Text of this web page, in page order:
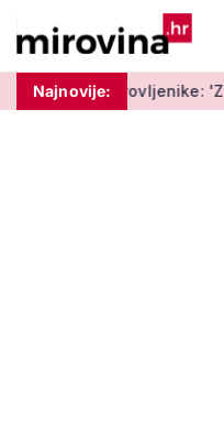
Najnovije:
'Zbog